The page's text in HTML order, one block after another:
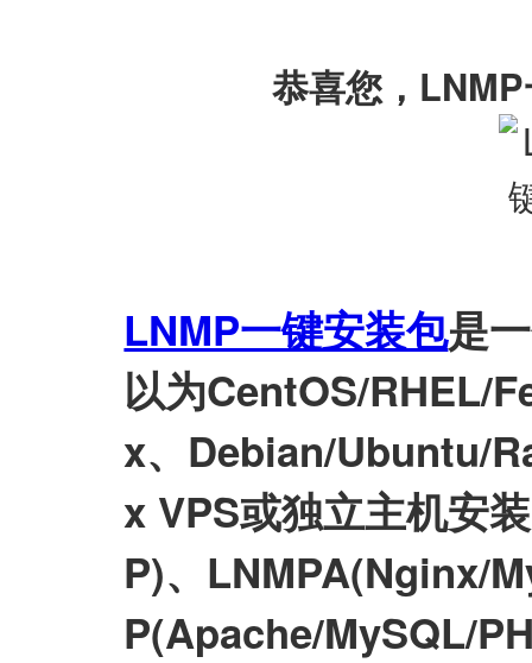
恭喜您，
LNMP一键安装包是
以为CentOS/RHEL/
x、Debian/Ubuntu/
x VPS或独立主机安
P)、LNMPA(Nginx/
P(Apache/MySQL/